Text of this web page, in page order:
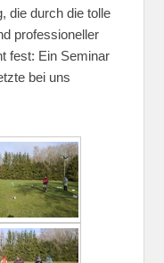
die durch die tolle
professioneller
fest: Ein Seminar
bei uns